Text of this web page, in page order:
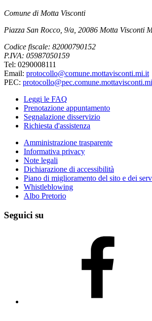
Comune di Motta Visconti
Piazza San Rocco, 9/a, 20086 Motta Visconti
Codice fiscale: 82000790152
P.IVA: 05987050159
Tel: 0290008111
Email: protocollo@comune.mottavisconti.mi.it
PEC:
Leggi le FAQ
Prenotazione appuntamento
Segnalazione disservizio
Richiesta d'assistenza
Amministrazione trasparente
Informativa privacy
Note legali
Dichiarazione di accessibilità
Piano di miglioramento del sito e dei
Whistleblowing
Albo Pretorio
Seguici su